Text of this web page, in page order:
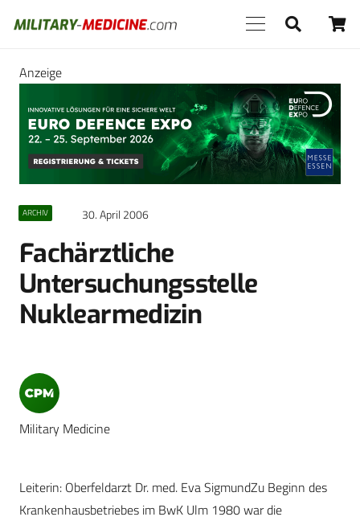
Anzeige
ARCHIV 30. April 2006
Fachärztliche
Untersuchungsstelle
Nuklearmedizin
Military Medicine
Leiterin: Oberfeldarzt Dr. med. Eva SigmundZu Beginn des
Krankenhausbetriebes im BwK Ulm 1980 war die